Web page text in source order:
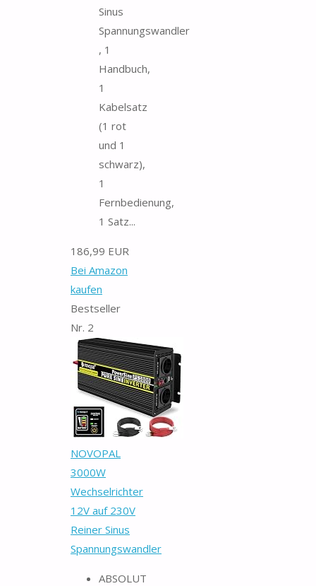
Sinus
Spannungswandler
, 1
Handbuch,
1
Kabelsatz
(1 rot
und 1
schwarz),
1
Fernbedienung,
1 Satz...
186,99 EUR
Bei Amazon
kaufen
Bestseller
Nr. 2
NOVOPAL
3000W
Wechselrichter
12V auf 230V
Reiner Sinus
Spannungswandler
ABSOLUT